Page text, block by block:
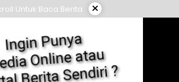
Untuk Baca Berita ×